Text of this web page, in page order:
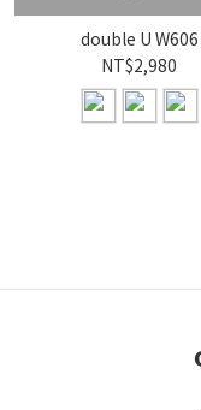
double U W606
NT$2,980